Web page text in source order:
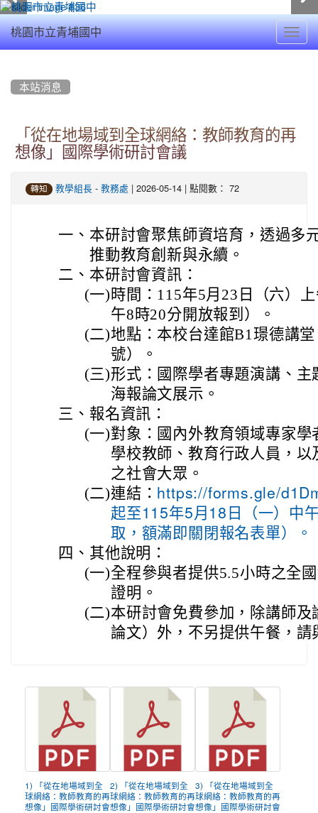
桃園市立青埔國中
本站消息
「從在地場域到全球網絡：教師教育的再
想像」國際學術研討會議
轉知 教學組長 - 教務處 | 2026-05-14 | 點閱數： 72
一、 本研討會聚焦師資培育，透過多
推動教育創新與永續。
二、 本研討會資訊：
(一) 時間：115年5月23日（六）
午8時20分開放報到）。
(二)地點：本校台達館B1璟德講
號）。
(三)形式：國際學者專題演講、
海報論文展示。
三、 報名資訊：
(一)對象：國內外教育領域專家
學校教師、教育行政人員，
之社會大眾。
(二)連結： https://forms.gle/
起至115年5月18日（一）中
取，額滿即關閉報名表單）。
四、 其他說明：
(一)全程參與者提供5.5小時之全
證明。
(二)本研討會免費參加，除講師
論文）外，不另提供午餐，請
1) 「從在地場域到全
球網絡：教師教育的再
想像」國際學術研討會
2) 「從在地場域到全
球網絡：教師教育的再
想像」國際學術研討會
3) 「從在地場域到全
球網絡：教師教育的再
想像」國際學術研討會